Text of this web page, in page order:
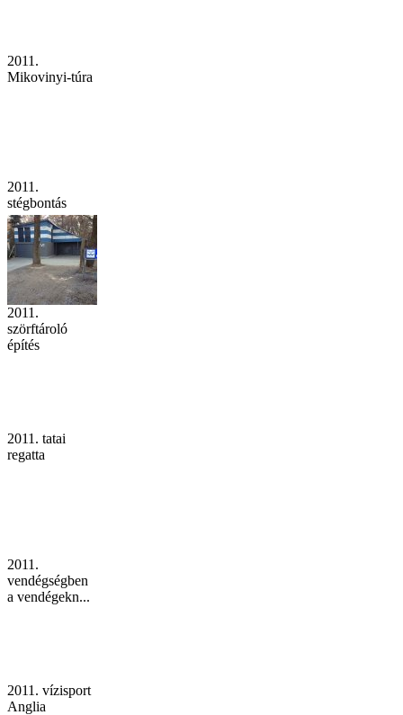
2011.
Mikovinyi-túra
2011.
stégbontás
2011.
szörftároló
építés
2011. tatai
regatta
2011.
vendégségben
a vendégekn...
2011. vízisport
Anglia